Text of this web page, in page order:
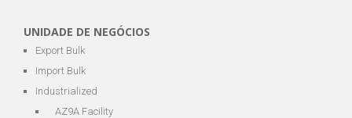
UNIDADE DE NEGÓCIOS
Export Bulk
Import Bulk
Industrialized
AZ9A Facility